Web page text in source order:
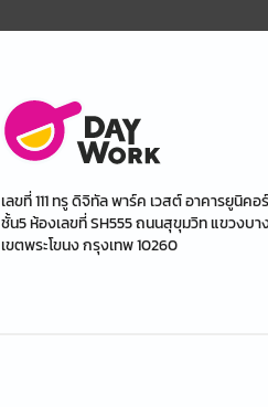
เลขที่ 111 ทรู ดิจิทัล พาร์ค เวสต์ อาคารยูนิคอ
ชั้น5 ห้องเลขที่ SH555 ถนนสุขุมวิท แขวงบา
เขตพระโขนง กรุงเทพ 10260